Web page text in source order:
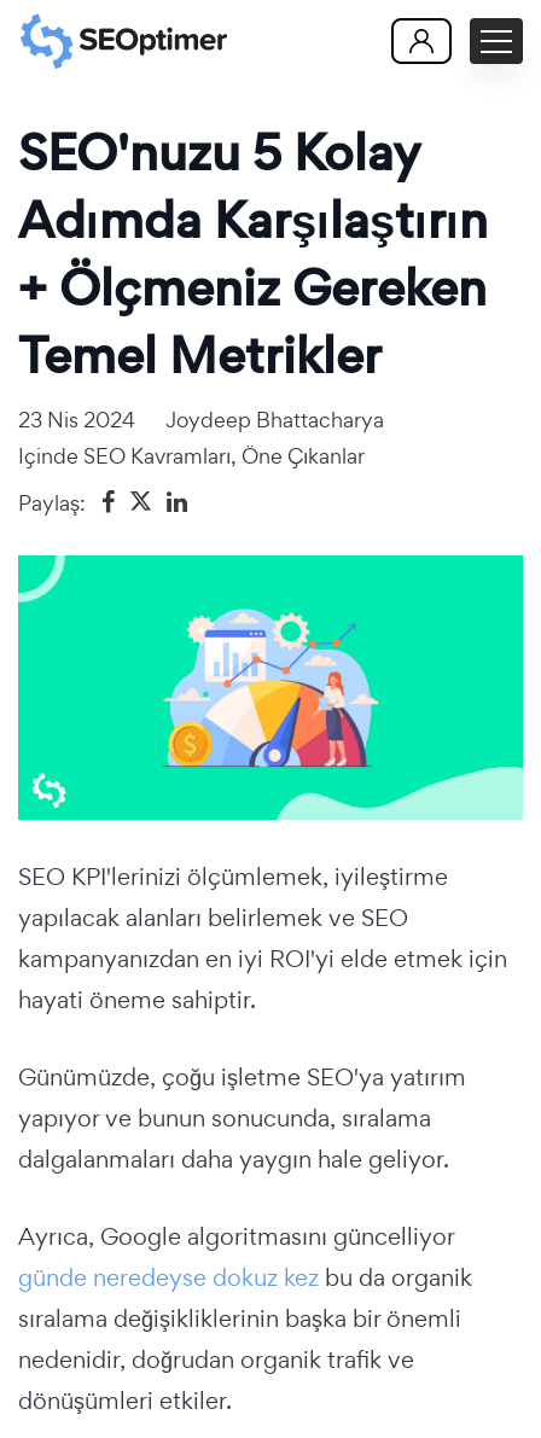
SEO'nuzu 5 Kolay
Adımda Karşılaştırın
+ Ölçmeniz Gereken
Temel Metrikler
23 Nis 2024
Joydeep Bhattacharya
Içinde SEO Kavramları, Öne Çıkanlar
Paylaş:
SEO KPI'lerinizi ölçümlemek, iyileştirme
yapılacak alanları belirlemek ve SEO
kampanyanızdan en iyi ROI'yi elde etmek için
hayati öneme sahiptir.
Günümüzde, çoğu işletme SEO'ya yatırım
yapıyor ve bunun sonucunda, sıralama
dalgalanmaları daha yaygın hale geliyor.
Ayrıca, Google algoritmasını güncelliyor
günde neredeyse dokuz kez bu da organik
sıralama değişikliklerinin başka bir önemli
nedenidir, doğrudan organik trafik ve
dönüşümleri etkiler.